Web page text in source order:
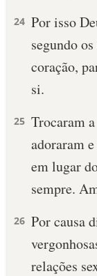
DEVOCIONAL
10
ESTUDOS
ESBOÇOS DE
PERGUNTE À
QUEM SOMOS
24 Por isso
segundo
coração,
si.
25 Trocaram
adoraram
em lugar
sempre.
26 Por causa
relações